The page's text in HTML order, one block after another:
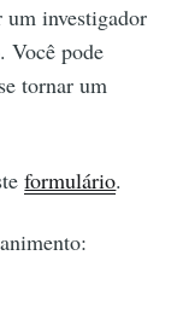
um investigador
Você pode
tornar um
formulário.